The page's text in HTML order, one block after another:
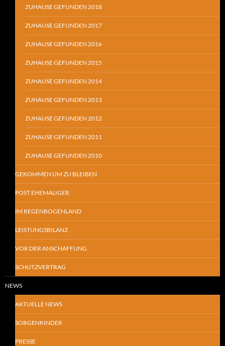
ZUHAUSE GEFUNDEN 2018
ZUHAUSE GEFUNDEN 2017
ZUHAUSE GEFUNDEN 2016
ZUHAUSE GEFUNDEN 2015
ZUHAUSE GEFUNDEN 2014
ZUHAUSE GEFUNDEN 2013
ZUHAUSE GEFUNDEN 2012
ZUHAUSE GEFUNDEN 2011
ZUHAUSE GEFUNDEN 2010
GEKOMMEN UM ZU BLEIBEN
POST EHEMALIGER
IM REGENBOGENLAND
LEISTUNGSBILANZ
VOR DER ANSCHAFFUNG
SCHUTZVERTRAG
NEWS
AKTUELLE NEWS
SORGENKINDER
PRESSE